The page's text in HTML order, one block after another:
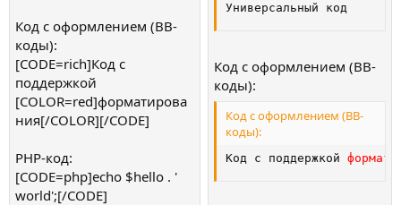
Код с оформлением (BB-
коды):
[CODE=rich]Код с
поддержкой
[COLOR=red]форматирова
ния[/COLOR][/CODE]
PHP-код:
[CODE=php]echo $hello . '
world';[/CODE]
Универсальный код
Код с оформлением (BB-
коды):
Код с оформлением (BB-
коды):
Код с поддержкой